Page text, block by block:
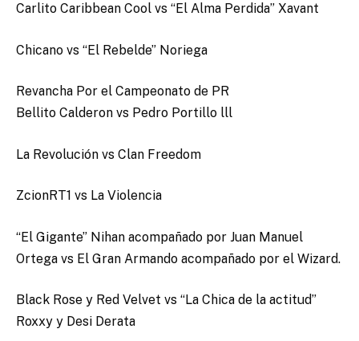
Carlito Caribbean Cool vs “El Alma Perdida” Xavant
Chicano vs “El Rebelde” Noriega
Revancha Por el Campeonato de PR
Bellito Calderon vs Pedro Portillo lll
La Revolución vs Clan Freedom
ZcionRT1 vs La Violencia
“El Gigante” Nihan acompañado por Juan Manuel
Ortega vs El Gran Armando acompañado por el Wizard.
Black Rose y Red Velvet vs “La Chica de la actitud”
Roxxy y Desi Derata